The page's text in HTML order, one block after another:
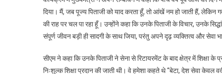
दिया। मैं, जब पूज्य पिताजी को याद करता हूँ, तो आंखें नम हो जाती हैं, लेकिन
की राह पर चल पा रहा हूँ। उन्होंने कहा कि उनके पिताजी के विचार, उनके
संपूर्ण जीवन बड़ी ही सादगी के साथ जिया, परंतु अपने दृढ़ व्यक्तित्व और सेवा
सीएम ने कहा कि उनके पिताजी ने सेना से रिटायरमेंट के बाद क्षेत्र में शिक्षा के
निःशुल्क शिक्षा प्रदान की जाती थी। वे हमेशा कहते थे “बेटा, देश सेवा केवल